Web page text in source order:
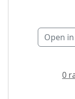
Open
0